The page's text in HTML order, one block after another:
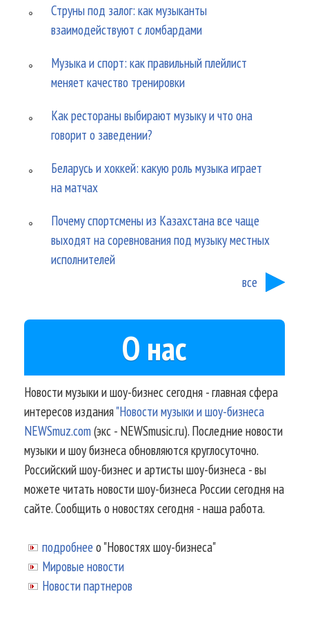
Струны под залог: как музыканты
взаимодействуют с ломбардами
Музыка и спорт: как правильный плейлист
меняет качество тренировки
Как рестораны выбирают музыку и что она
говорит о заведении?
Беларусь и хоккей: какую роль музыка играет
на матчах
Почему спортсмены из Казахстана все чаще
выходят на соревнования под музыку местных
исполнителей
все
О нас
Новости музыки и шоу-бизнес сегодня - главная сфера
интересов издания"Новости музыки и шоу-бизнеса
NEWSmuz.com(экс - NEWSmusic.ru). Последние новости
музыки и шоу бизнеса обновляются круглосуточно.
Российский шоу-бизнес и артисты шоу-бизнеса - вы
можете читать новости шоу-бизнеса России сегодня на
сайте. Сообщить о новостях сегодня - наша работа.
подробнее о "Новостях шоу-бизнеса"
Мировые новости
Новости партнеров